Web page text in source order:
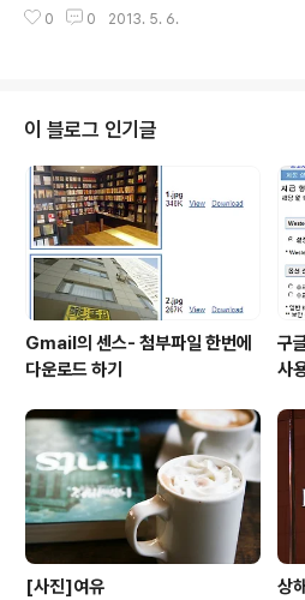
트- 네이버에서 제공하는 것을 보았습니다. 네이
0 0 2013. 5. 6.
이 블로그 인기글
Gmail의 센스- 첨부파일 한번에
다운로드 하기
구
사
[사진]여유
상